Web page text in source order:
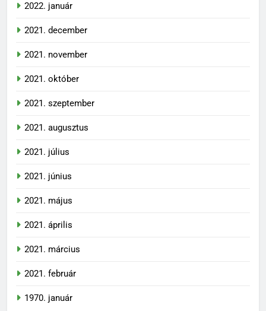
2022. január
2021. december
2021. november
2021. október
2021. szeptember
2021. augusztus
2021. július
2021. június
2021. május
2021. április
2021. március
2021. február
1970. január